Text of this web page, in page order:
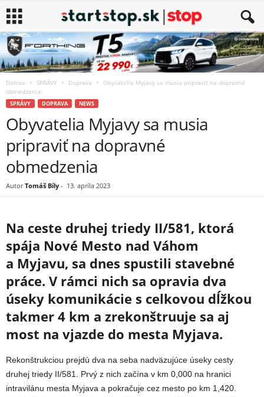
Domov SPRÁVY Doprava
Obyvatelia Myjavy sa musia pripraviť na dopravné
obmedzenia
SPRÁVY DOPRAVA NEWS
Obyvatelia Myjavy sa musia
pripraviť na dopravné
obmedzenia
Autor Tomáš Bíly - 13. apríla 2023
Na ceste druhej triedy II/581, ktorá
spája Nové Mesto nad Váhom
a Myjavu, sa dnes spustili stavebné
práce. V rámci nich sa opravia dva
úseky komunikácie s celkovou dĺžkou
takmer 4 km a zrekonštruuje sa aj
most na vjazde do mesta Myjava.
Rekonštrukciou prejdú dva na seba nadväzujúce úseky cesty
druhej triedy II/581. Prvý z nich začína v km 0,000 na hranici
intravilánu mesta Myjava a pokračuje cez mesto po km 1,420.